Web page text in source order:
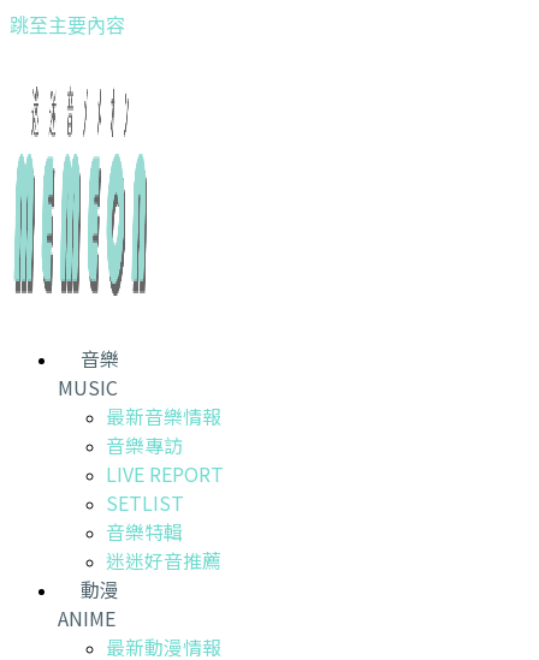
跳至主要內容
音樂
MUSIC
最新音樂情報
音樂專訪
LIVE REPORT
SETLIST
音樂特輯
迷迷好音推薦
動漫
ANIME
最新動漫情報